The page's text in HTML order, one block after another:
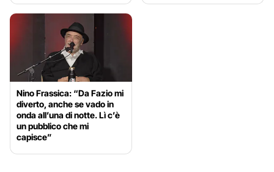
Nino Frassica: “Da Fazio mi
diverto, anche se vado in
onda all’una di notte. Lì c’è
un pubblico che mi
capisce”